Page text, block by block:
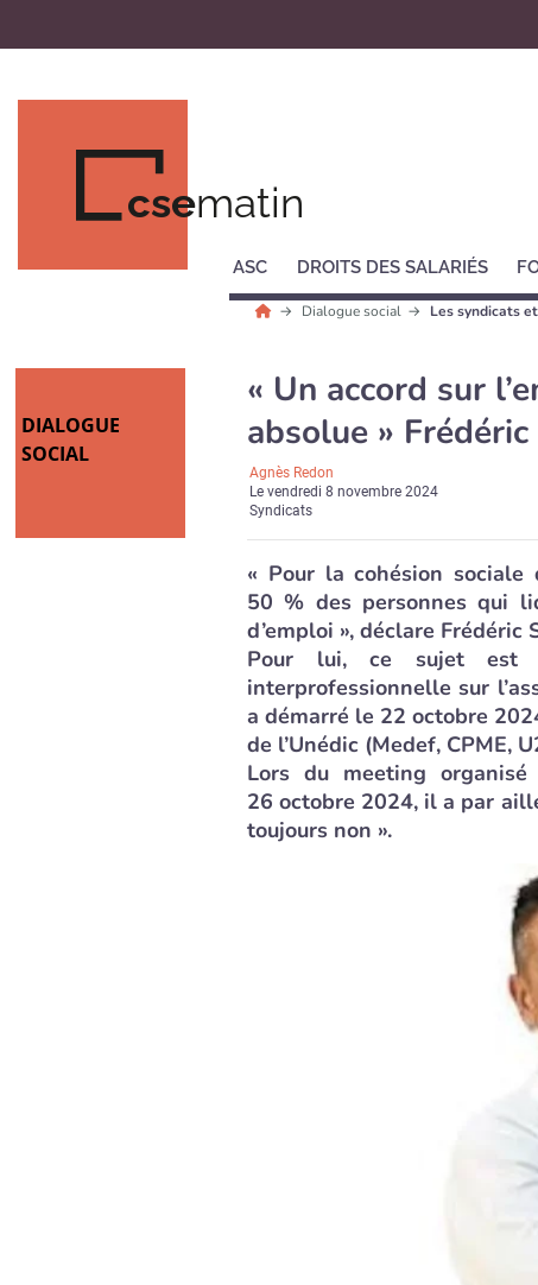
csematin
ASC DROITS DES SALARIÉS
Dialogue social Les syndicats
DIALOGUE
SOCIAL
« Un accord sur
absolue »
Agnès Redon
Levendredi 8 novembre 2024
Syndicats
« Pour la cohésion
50 % des personnes qui
d’emploi », déclare
Pour lui, ce sujet est
interprofessionnelle sur
a démarré le 22 octobre
de l’Unédic (Medef, CPME,
Lors du meeting
26 octobre 2024, il a par
toujours non ».